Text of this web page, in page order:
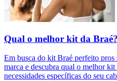
Qual o melhor kit da Braé?
Em busca do kit Braé perfeito pros
marca e descubra qual o melhor kit
necessidades específicas do seu